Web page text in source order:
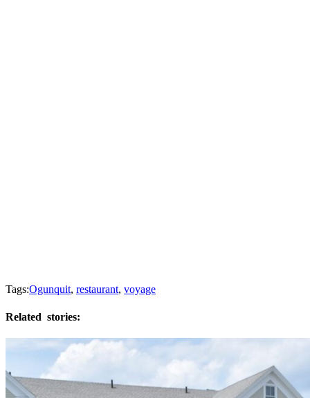
Tags:Ogunquit, restaurant, voyage
Related stories: